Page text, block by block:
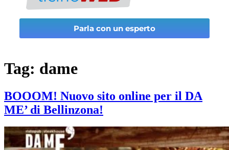
Parla con un esperto
Tag: dame
BOOOM! Nuovo sito online per il DA
ME’ di Bellinzona!